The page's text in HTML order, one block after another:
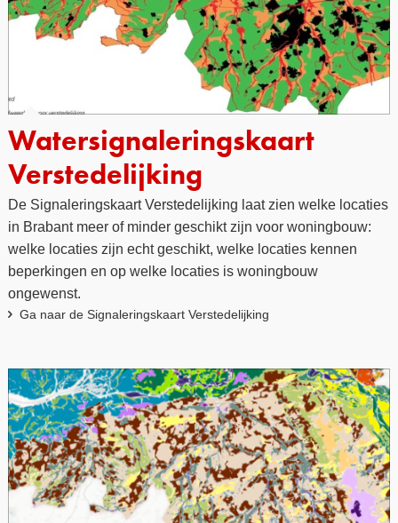
Watersignaleringskaart
Verstedelijking
De Signaleringskaart Verstedelijking laat zien welke locaties
in Brabant meer of minder geschikt zijn voor woningbouw:
welke locaties zijn echt geschikt, welke locaties kennen
beperkingen en op welke locaties is woningbouw
ongewenst.
Ga naar de Signaleringskaart Verstedelijking